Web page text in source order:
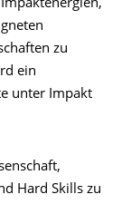
zu
ein
unter Impakt
Hard Skills zu